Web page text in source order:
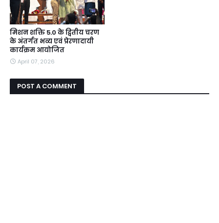
मिशन शक्ति 5.0 के द्वितीय चरण
के अंतर्गत भव्य एवं प्रेरणादायी
कार्यक्रम आयोजित
April 07, 2026
POST A COMMENT